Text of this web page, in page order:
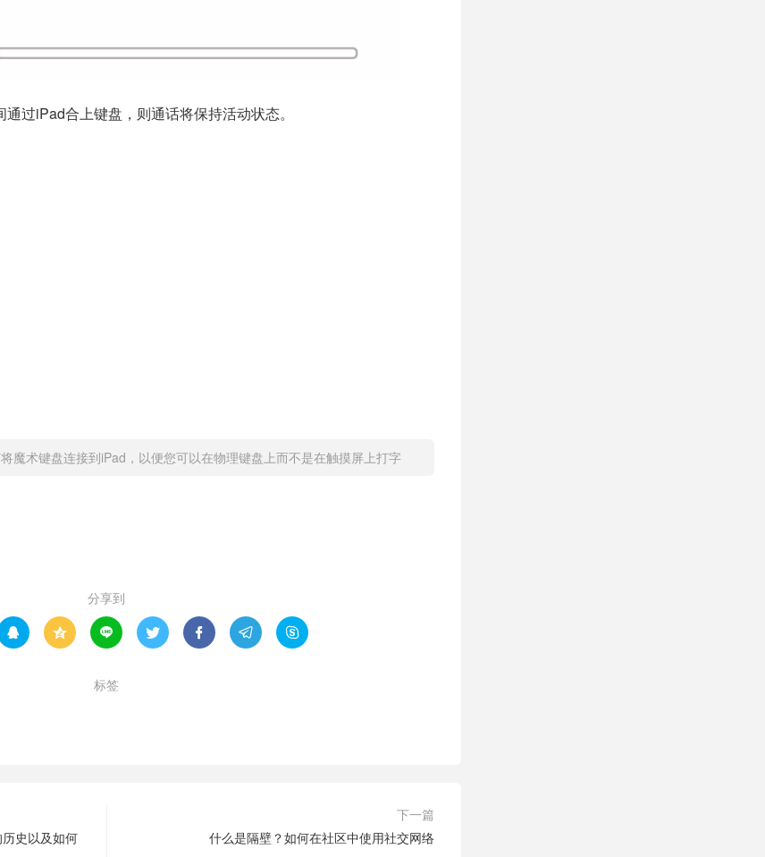
过iPad合上键盘，则通话将保持活动状态。
魔术键盘连接到iPad，以便您可以在物理键盘上而不是在触摸屏上打字
分享到
      
标签
史以及如何
下一篇
什么是隔壁？如何在社区中使用社交网络